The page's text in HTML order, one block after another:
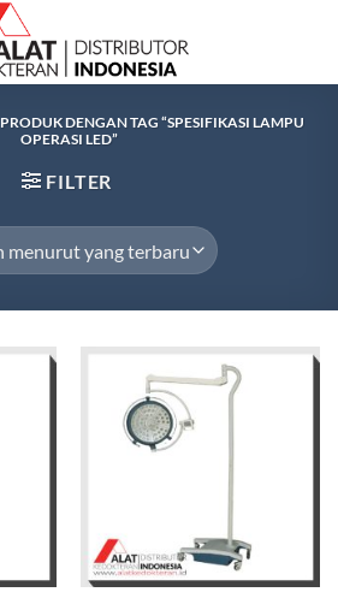
PRODUK DENGAN TAG “SPESIFIKASI LAMPU
OPERASI LED”
FILTER